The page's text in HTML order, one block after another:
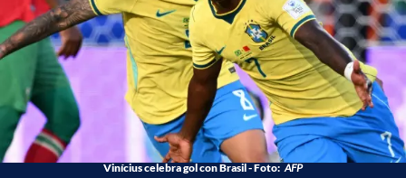
Vinícius celebra gol con Brasil - Foto: AFP